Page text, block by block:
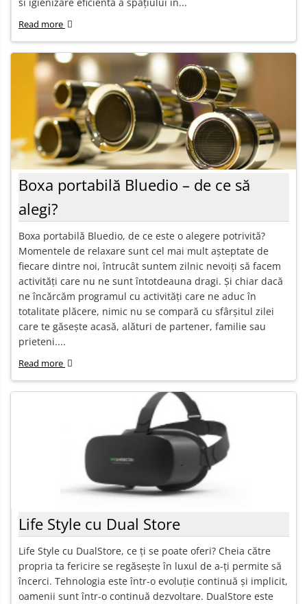
Read more
Boxa portabilă Bluedio – de ce să
alegi?
Boxa portabilă Bluedio, de ce este o alegere potrivită?
Momentele de relaxare sunt cel mai mult așteptate de
fiecare dintre noi, întrucât suntem zilnic nevoiți să facem
activități care nu ne sunt întotdeauna dragi. Și chiar dacă
ne încărcăm programul cu activități care ne aduc în
totalitate plăcere, nimic nu se compară cu sfârșitul zilei
care te găsește acasă, alături de partener, familie sau
prieteni....
Read more
Life Style cu Dual Store
Life Style cu DualStore, ce ți se poate oferi? Cheia către
propria ta fericire se regăsește în luxul de a-ți permite să
încerci. Tehnologia este într-o evoluție continuă și implicit,
oamenii sunt într-o continuă dezvoltare. DualStore este